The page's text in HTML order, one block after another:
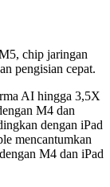
chip jaringan
pengisian cepat.
AI hingga 3,5X
M4 dan
dengan iPad
mencantumkan
M4 dan iPad